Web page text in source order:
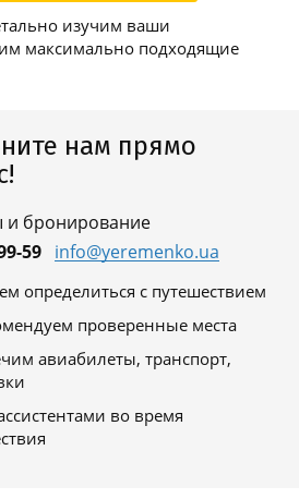
изучим ваши
максимально подходящие
нам прямо
и бронирование
59 info@yeremenko.ua
определиться с путешествием
проверенные места
авиабилеты, транспорт,
во время